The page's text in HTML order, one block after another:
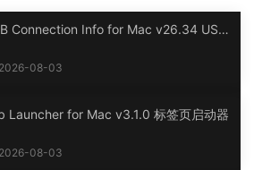
Connection Info for Mac v26.34 USB
2026-08-03
Launcher for Mac v3.1.0 标签页启动器
2026-08-03